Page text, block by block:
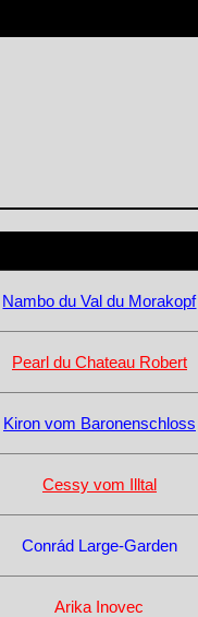
Nambo du Val du Morakopf
Pearl du Chateau Robert
Kiron vom Baronenschloss
Cessy vom Illtal
Conrád Large-Garden
Arika Inovec